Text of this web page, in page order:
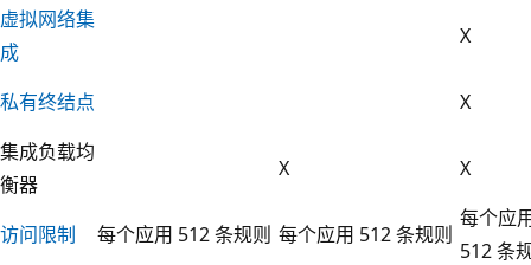
虚拟网络集
成
X
私有终结点
X
集成负载均
衡器
X X
访问限制 每个应用 512 条规则 每个应用 512 条规则
每个应
512 条